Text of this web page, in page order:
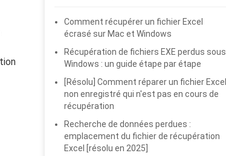
Comment récupérer un fichier Excel
écrasé sur Mac et Windows
Récupération de fichiers EXE perdus sous
Windows : un guide étape par étape
[Résolu] Comment réparer un fichier Excel
non enregistré qui n'est pas en cours de
récupération
Recherche de données perdues :
emplacement du fichier de récupération
Excel [résolu en 2025]